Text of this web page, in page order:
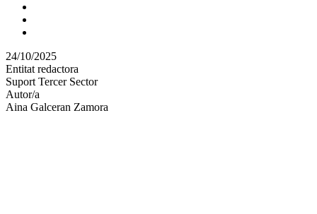
Comparteix
altres
xarxes
socials
24/10/2025
Entitat redactora
Suport Tercer Sector
Autor/a
Aina Galceran Zamora